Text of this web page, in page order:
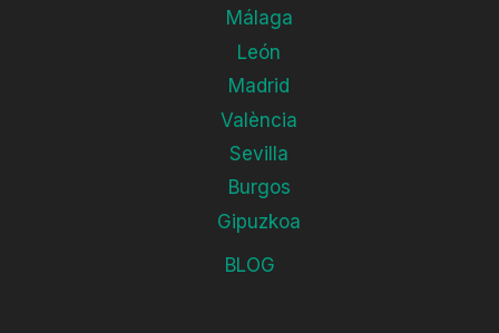
Málaga
León
Madrid
València
Sevilla
Burgos
Gipuzkoa
BLOG